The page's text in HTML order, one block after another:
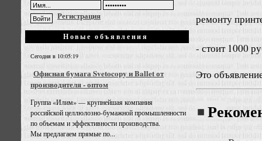
Регистрация
Новые объявления
Сегодня в 10:05:19
Офисная бумага Svetocopy и Ballet от
производителя - оптом
Группа «Илим» — крупнейшая компания
российской целлюлозно-бумажной промышленности
по объемам и эффективности производства.
Мы предлагаем прямые по...
ремонту
- стоит 1000
Это